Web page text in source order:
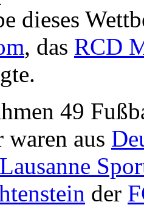
dieses
, das RCD
49
aus
Lausanne
der